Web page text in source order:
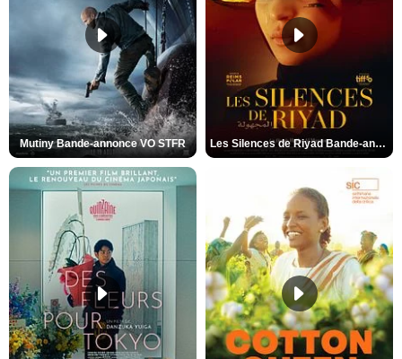
Mutiny Bande-annonce VO STFR Les Silences de Riyad Bande-annonce VO STFR